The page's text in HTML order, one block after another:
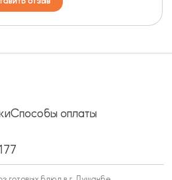
Способы оплаты